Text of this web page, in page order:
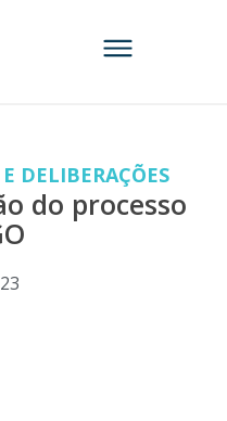
DELIBERAÇÕES
do processo